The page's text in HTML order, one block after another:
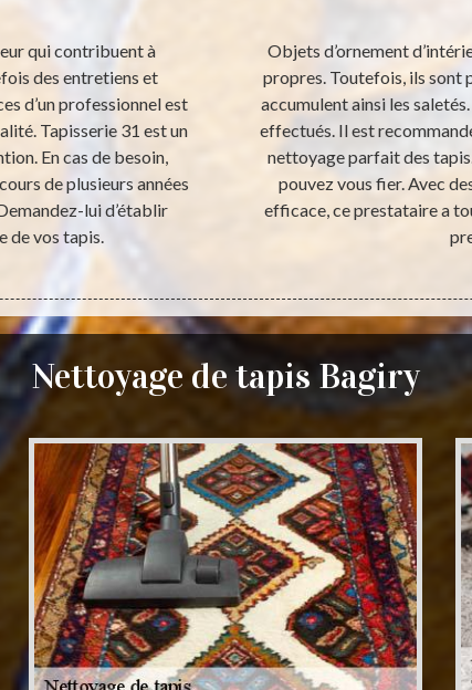
qui contribuent à
des entretiens et
d’un professionnel est
Tapisserie 31 est un
En cas de besoin,
de plusieurs années
lui d’établir
de vos tapis.
Objets d’ornement
propres. Toutefois, ils sont
accumulent ainsi les
effectués. Il est
nettoyage parfait des
pouvez vous fier. Avec
efficace, ce prestataire a
Nettoyage de tapis Bagiry